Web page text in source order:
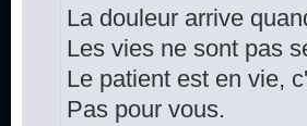
La douleur arrive
Les vies ne sont pas
Le patient est en vie,
Pas pour vous.